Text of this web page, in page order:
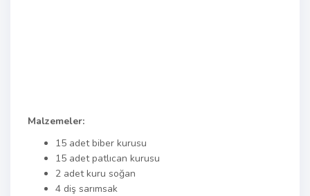
Malzemeler:
15 adet biber kurusu
15 adet patlıcan kurusu
2 adet kuru soğan
4 diş sarımsak